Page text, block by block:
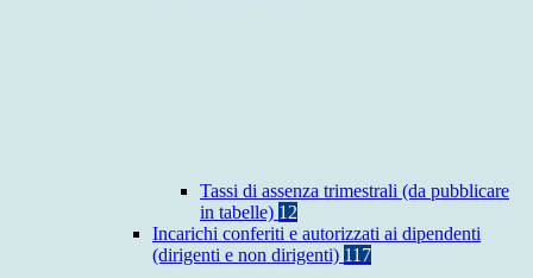
Tassi di assenza trimestrali (da pubblicare
in tabelle) 12
Incarichi conferiti e autorizzati ai dipendenti
(dirigenti e non dirigenti) 117